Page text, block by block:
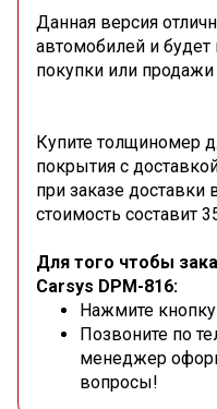
Данная версия
автомобилей и
покупки или
Купите толщиномер
покрытия с
при заказе
стоимость составит
Для того чтобы
Carsys DPM-816:
Нажмите кнопку
Позвоните по
менеджер
вопросы!